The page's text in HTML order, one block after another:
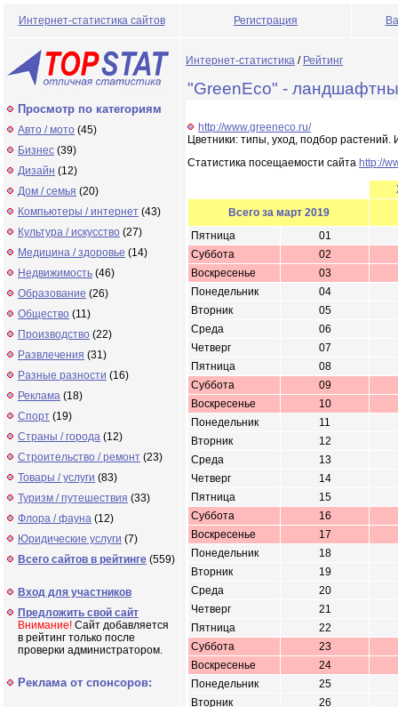
Интернет-статистика сайтов Регистрация
Просмотр по категориям
Авто / мото (45)
Бизнес (39)
Дизайн (12)
Дом / семья (20)
Компьютеры / интернет (43)
Культура / искусство (27)
Медицина / здоровье (14)
Недвижимость (46)
Образование (26)
Общество (11)
Производство (22)
Развлечения (31)
Разные разности (16)
Реклама (18)
Спорт (19)
Страны / города (12)
Строительство / ремонт (23)
Товары / услуги (83)
Туризм / путешествия (33)
Флора / фауна (12)
Юридические услуги (7)
Всего сайтов в рейтинге (559)
Вход для участников
Предложить свой сайт
Внимание! Сайт добавляется
в рейтинг только после
проверки администратором.
Реклама от спонсоров:
Интернет-статистика / Рейтинг
"GreenEco" -
http://www.greeneco.ru/
Цветники: типы, уход, подбор
Статистика посещаемости сайта http://
Всего за март 2019
Пятница
01
Суббота
02
Воскресенье
03
Понедельник
04
Вторник
05
Среда
06
Четверг
07
Пятница
08
Суббота
09
Воскресенье
10
Понедельник
11
Вторник
12
Среда
13
Четверг
14
Пятница
15
Суббота
16
Воскресенье
17
Понедельник
18
Вторник
19
Среда
20
Четверг
21
Пятница
22
Суббота
23
Воскресенье
24
Понедельник
25
Вторник
26